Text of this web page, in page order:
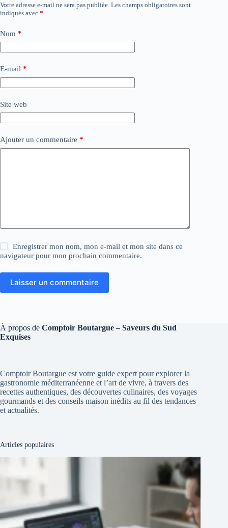
Votre adresse e-mail ne sera pas publiée. Les champs obligatoires sont
indiqués avec *
Nom *
E-mail *
Site web
Ajouter un commentaire *
Enregistrer mon nom, mon e-mail et mon site dans ce
navigateur pour mon prochain commentaire.
Laisser un commentaire
À propos de Comptoir Boutargue – Saveurs du Sud
Exquises
Comptoir Boutargue est votre guide expert pour explorer la
gastronomie méditerranéenne et l’art de vivre, à travers des
recettes authentiques, des découvertes culinaires, des voyages
gourmands et des conseils maison inédits au fil des tendances
et actualités.
Articles populaires